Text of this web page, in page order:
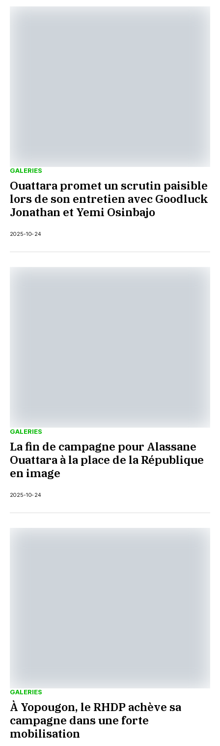
GALERIES
Ouattara promet un scrutin paisible
lors de son entretien avec Goodluck
Jonathan et Yemi Osinbajo
2025-10-24
GALERIES
La fin de campagne pour Alassane
Ouattara à la place de la République
en image
2025-10-24
GALERIES
À Yopougon, le RHDP achève sa
campagne dans une forte
mobilisation